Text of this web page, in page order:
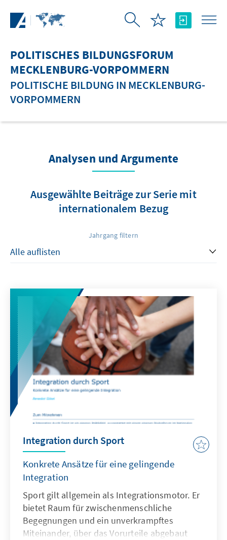
POLITISCHES BILDUNGSFORUM
MECKLENBURG-VORPOMMERN
POLITISCHE BILDUNG IN MECKLENBURG-
VORPOMMERN
Analysen und Argumente
Ausgewählte Beiträge zur Serie mit
internationalem Bezug
Jahrgang filtern
Integration durch Sport
Konkrete Ansätze für eine gelingende
Integration
Sport gilt allgemein als Integrationsmotor. Er
bietet Raum für zwischenmenschliche
Begegnungen und ein unverkrampftes
Miteinander, über das Vorurteile abgebaut